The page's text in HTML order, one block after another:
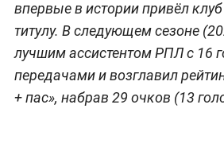
впервые в истории привёл
титулу. В следующем сезоне
лучшим ассистентом РПЛ с 16
передачами и возглавил
+ пас», набрав 29 очков (13